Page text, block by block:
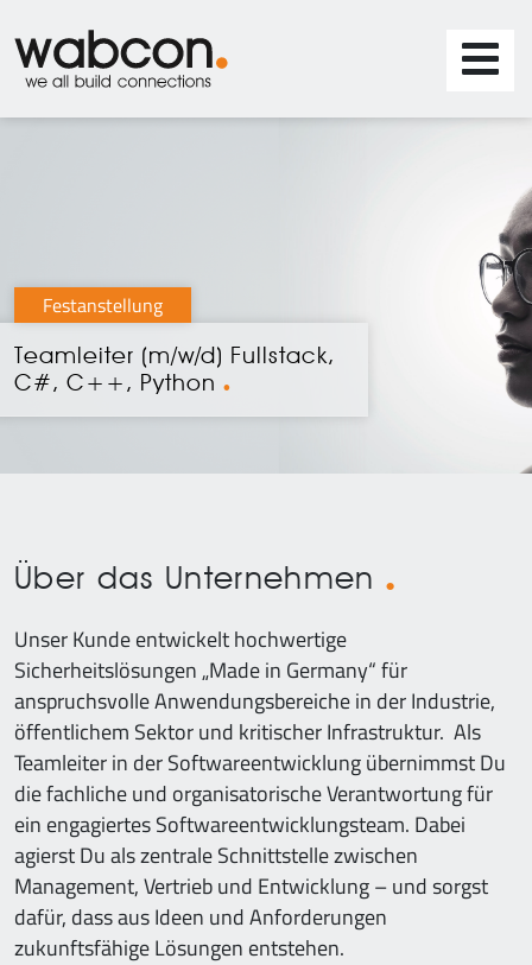
Festanstellung
Teamleiter (m/w/d) Fullstack,
C#, C++, Python
Über das Unternehmen
Unser Kunde entwickelt hochwertige
Sicherheitslösungen „Made in Germany“ für
anspruchsvolle Anwendungsbereiche in der Industrie,
öffentlichem Sektor und kritischer Infrastruktur. Als
Teamleiter in der Softwareentwicklung übernimmst Du
die fachliche und organisatorische Verantwortung für
ein engagiertes Softwareentwicklungsteam. Dabei
agierst Du als zentrale Schnittstelle zwischen
Management, Vertrieb und Entwicklung – und sorgst
dafür, dass aus Ideen und Anforderungen
zukunftsfähige Lösungen entstehen.